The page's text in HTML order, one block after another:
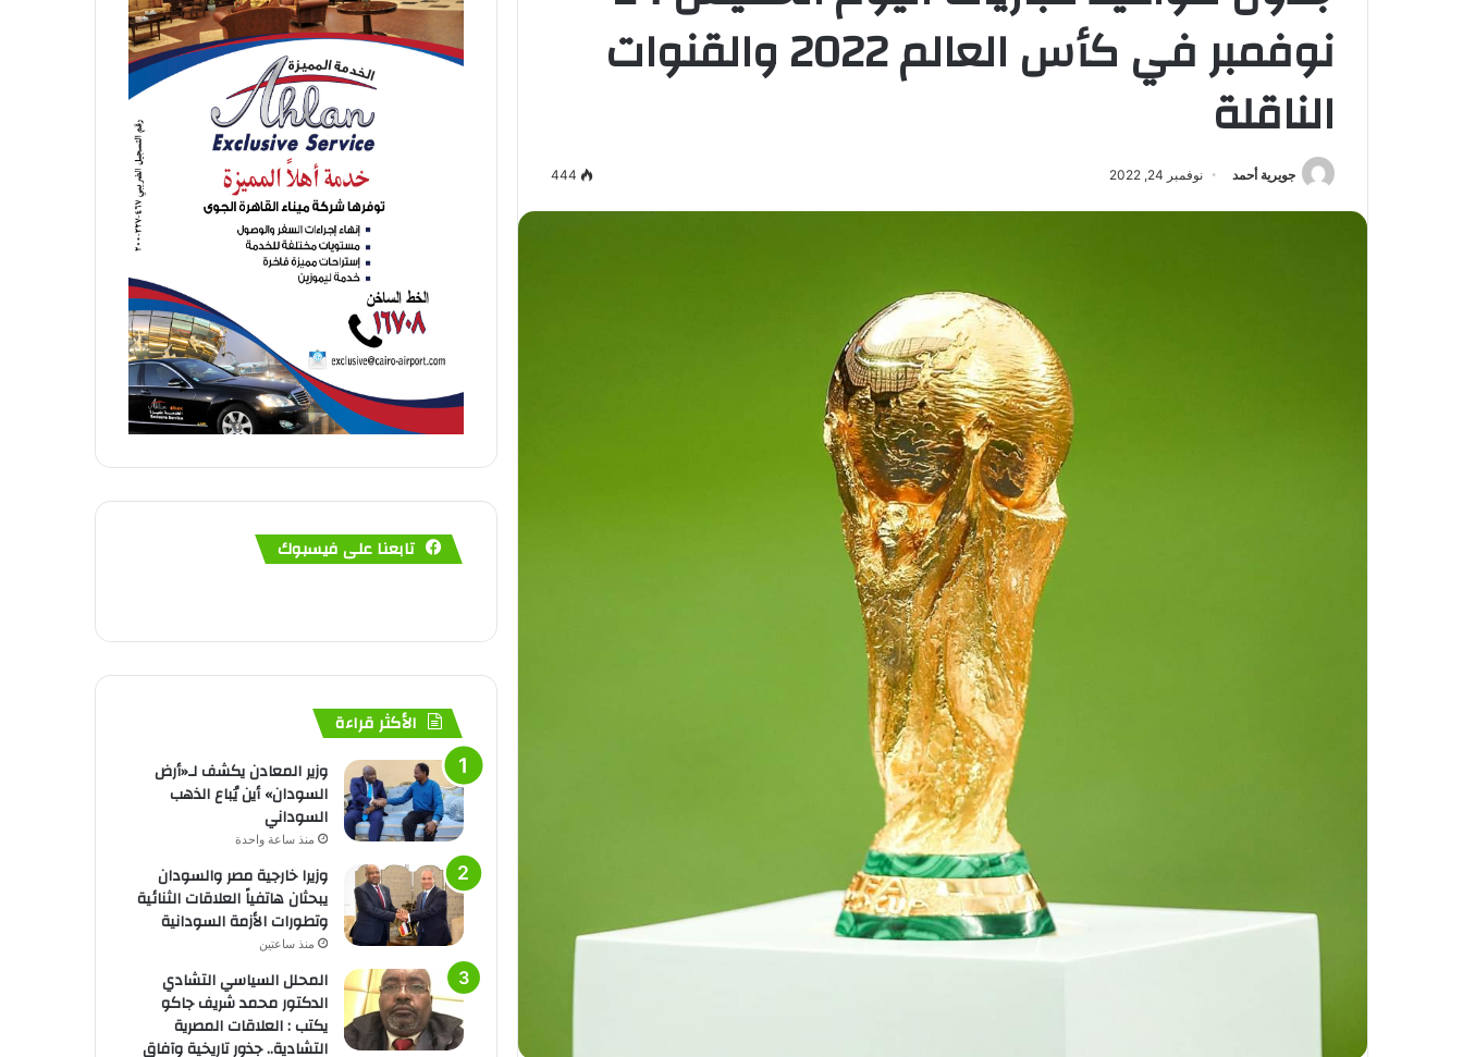
نوفمبر في كأس العالم 2022 والقنوات
الناقلة
جويرية أحمد نوفمبر 24, 2022 444
تابعنا على فيسبوك
الأكثر قراءة
وزير المعادن يكشف لـ«أرض
السودان» أين يُباع الذهب
السوداني
منذ ساعة واحدة
وزيرا خارجية مصر والسودان
يبحثان هاتفياً العلاقات الثنائية
وتطورات الأزمة السودانية
منذ ساعتين
المحلل السياسي التشادي
الدكتور محمد شريف جاكو
يكتب : العلاقات المصرية
التشادية.. جذور تاريخية وآفاق